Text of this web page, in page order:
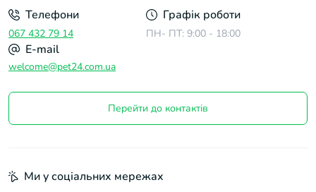
Телефони
067 432 79 14
Графік роботи
ПН- ПТ: 9:00 - 18:00
E-mail
welcome@pet24.com.ua
Перейти до контактів
Ми у соціальних мережах